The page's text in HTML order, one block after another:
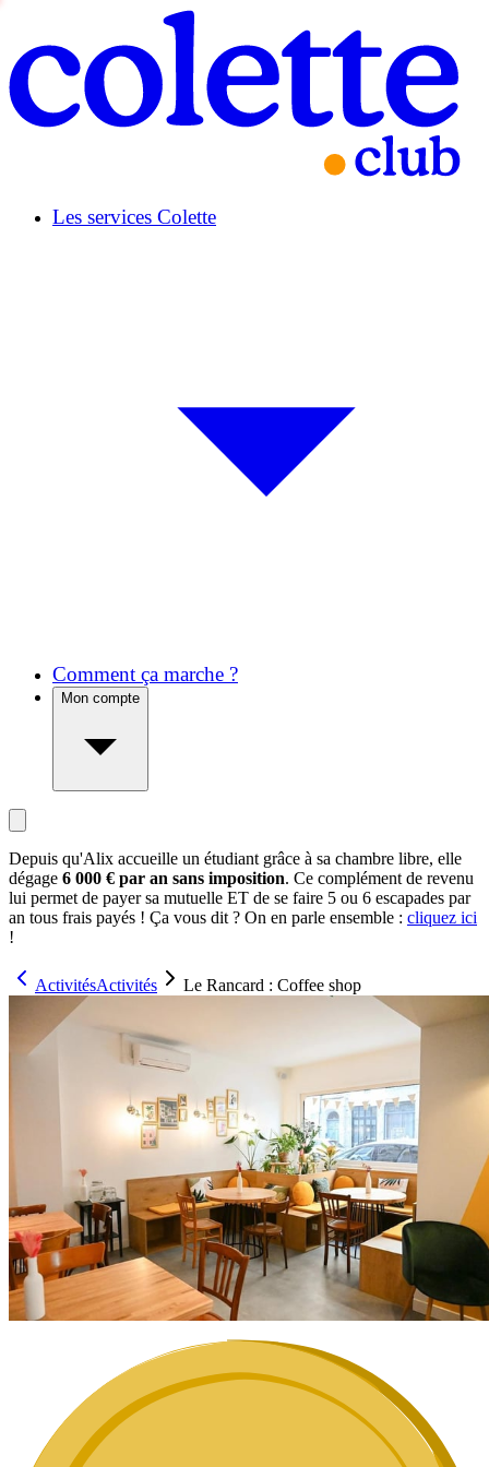
Les services Colette
Comment ça marche ?
Mon compte
Depuis qu'Alix accueille un étudiant grâce à sa chambre libre, elle
dégage 6 000 € par an sans imposition. Ce complément de revenu
lui permet de payer sa mutuelle ET de se faire 5 ou 6 escapades par
an tous frais payés ! Ça vous dit ? On en parle ensemble : cliquez ici
!
ActivitésActivités Le Rancard : Coffee shop